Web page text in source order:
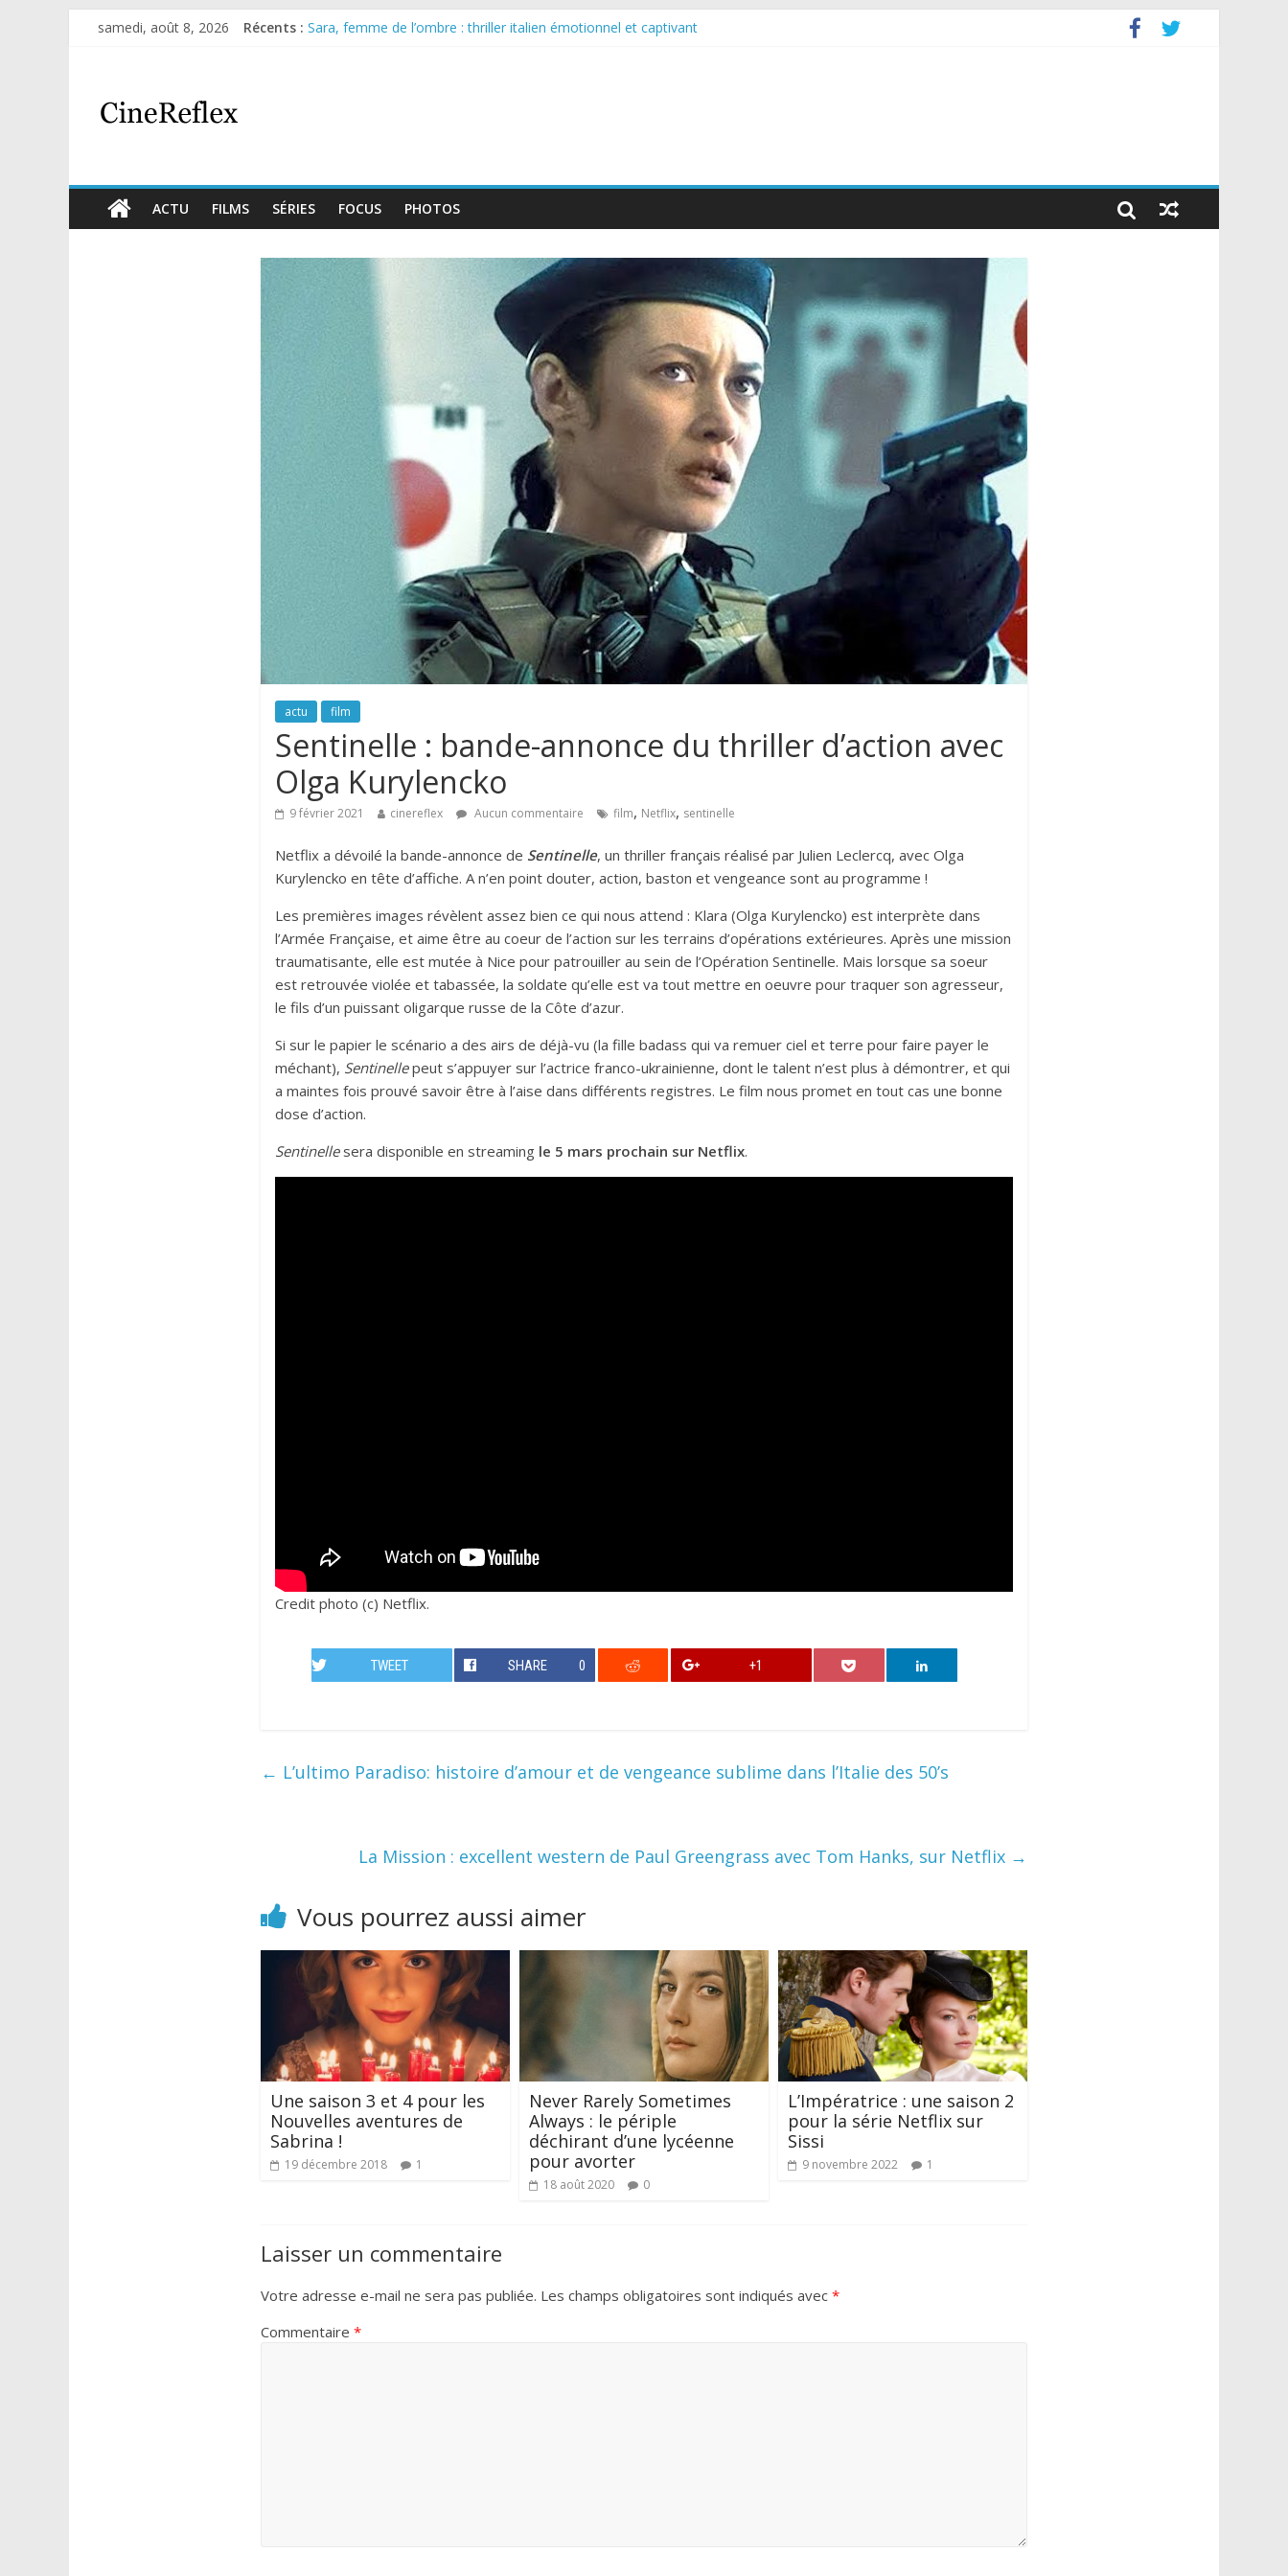
samedi, août 8, 2026 Récents : Sara, femme de l’ombre : thriller italien émotionnel et captivant
ACTU FILMS SÉRIES FOCUS PHOTOS
actu film
Sentinelle : bande-annonce du thriller d’action avec
Olga Kurylencko
9 février 2021 cinereflex Aucun commentaire film, Netflix, sentinelle
Netflix a dévoilé la bande-annonce de Sentinelle, un thriller français réalisé par Julien Leclercq, avec Olga
Kurylencko en tête d’affiche. A n’en point douter, action, baston et vengeance sont au programme !
Les premières images révèlent assez bien ce qui nous attend : Klara (Olga Kurylencko) est interprète dans
l’Armée Française, et aime être au coeur de l’action sur les terrains d’opérations extérieures. Après une mission
traumatisante, elle est mutée à Nice pour patrouiller au sein de l’Opération Sentinelle. Mais lorsque sa soeur
est retrouvée violée et tabassée, la soldate qu’elle est va tout mettre en oeuvre pour traquer son agresseur,
le fils d’un puissant oligarque russe de la Côte d’azur.
Si sur le papier le scénario a des airs de déjà-vu (la fille badass qui va remuer ciel et terre pour faire payer le
méchant), Sentinellepeut s’appuyer sur l’actrice franco-ukrainienne, dont le talent n’est plus à démontrer, et qui
a maintes fois prouvé savoir être à l’aise dans différents registres. Le film nous promet en tout cas une bonne
dose d’action.
Sentinellesera disponible en streaming le 5 mars prochain sur Netflix.
Credit photo (c) Netflix.
TWEET SHARE 0 +1
← L’ultimo Paradiso: histoire d’amour et de vengeance sublime dans l’Italie des 50’s
La Mission : excellent western de Paul Greengrass avec Tom Hanks, sur Netflix →
Vous pourrez aussi aimer
Une saison 3 et 4 pour les
Nouvelles aventures de
Sabrina !
19 décembre 2018 1
Never Rarely Sometimes
Always : le périple
déchirant d’une lycéenne
pour avorter
18 août 2020 0
L’Impératrice : une saison 2
pour la série Netflix sur
Sissi
9 novembre 2022 1
Laisser un commentaire
Votre adresse e-mail ne sera pas publiée. Les champs obligatoires sont indiqués avec *
Commentaire *